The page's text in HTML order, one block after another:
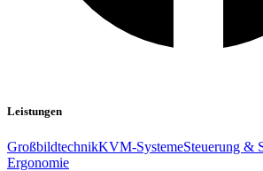
Leistungen
GroßbildtechnikKVM-SystemeSteuerung &
Ergonomie